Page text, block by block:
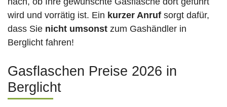
wird und vorrätig ist. Ein kurzer Anruf sorgt dafür,
dass Sie nicht umsonst zum Gashändler in
Berglicht fahren!
Gasflaschen Preise 2026 in
Berglicht